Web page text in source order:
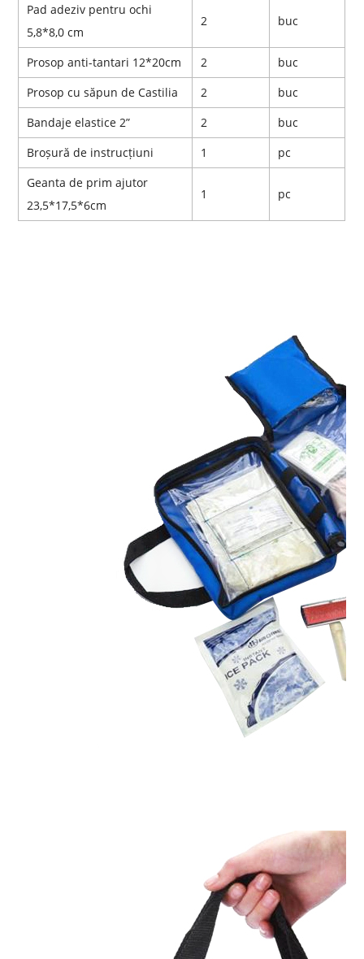
Pad adeziv pentru ochi
5,8*8,0 cm
2 buc
Prosop anti-tantari 12*20cm 2
buc
Prosop cu săpun de Castilia
2
buc
Bandaje elastice 2”
2
buc
Broșură de instrucțiuni
1
pc
Geanta de prim ajutor
23,5*17,5*6cm
1 pc